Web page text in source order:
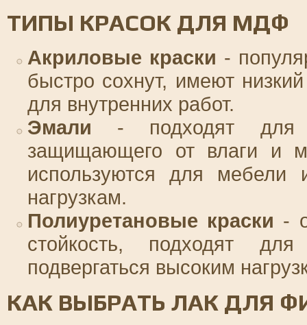
ТИПЫ КРАСОК ДЛЯ МДФ
Акриловые краски -
быстро сохнут, имеют
для внутренних работ.
Эмали - подходят для
защищающего от влаги и
используются для мебели
нагрузкам.
Полиуретановые краски -
стойкость, подходят
подвергаться высоким
КАК ВЫБРАТЬ ЛАК ДЛЯ